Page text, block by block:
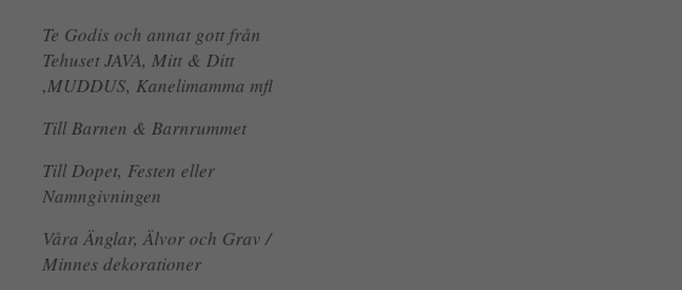
Te Godis och annat gott från
Tehuset JAVA, Mitt & Ditt
,MUDDUS, Kanelimamma mfl
Till Barnen & Barnrummet
Till Dopet, Festen eller
Namngivningen
Våra Änglar, Älvor och Grav /
Minnes dekorationer